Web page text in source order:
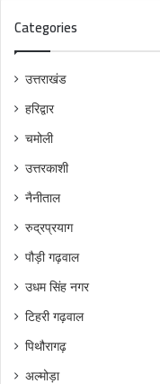
Categories
उत्तराखंड
हरिद्वार
चमोली
उत्तरकाशी
नैनीताल
रुद्रप्रयाग
पौड़ी गढ़वाल
उधम सिंह नगर
टिहरी गढ़वाल
पिथौरागढ़
अल्मोड़ा